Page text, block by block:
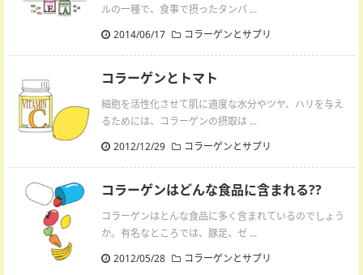
ルの一種で、食事で摂ったタンパ ...
2014/06/17
コラーゲンとサプリ
コラーゲンとトマト
細胞を活性化させて肌に適度な水分やツヤ、ハリを与え
るためには、コラーゲンの摂取は ...
2012/12/29
コラーゲンとサプリ
コラーゲンはどんな食品に含まれる??
コラーゲンはとんな食品に多く含まれているのでしょう
か。有名なところでは、豚足、ゼ ...
2012/05/28
コラーゲンとサプリ